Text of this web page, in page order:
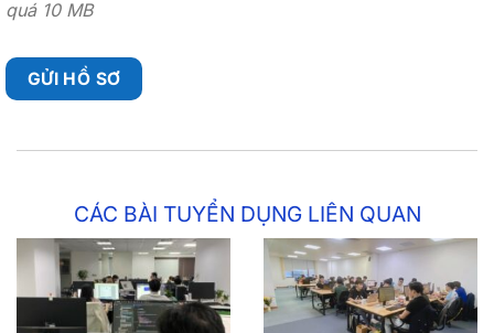
quá 10 MB
CÁC BÀI TUYỂN DỤNG LIÊN QUAN